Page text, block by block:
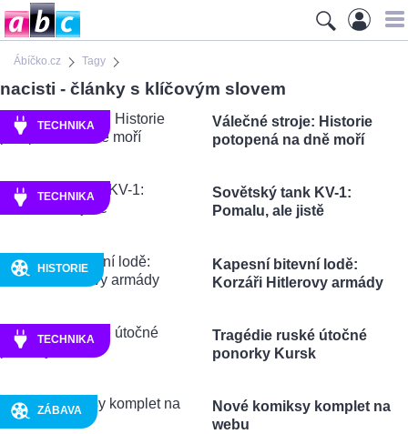
Ábíčko.cz Tagy
nacisti - články s klíčovým slovem
TECHNIKA
Válečné stroje: Historie
potopená na dně moří
TECHNIKA
Sovětský tank KV-1:
Pomalu, ale jistě
HISTORIE
Kapesní bitevní lodě:
Korzáři Hitlerovy armády
TECHNIKA
Tragédie ruské útočné
ponorky Kursk
ZÁBAVA
Nové komiksy komplet na
webu